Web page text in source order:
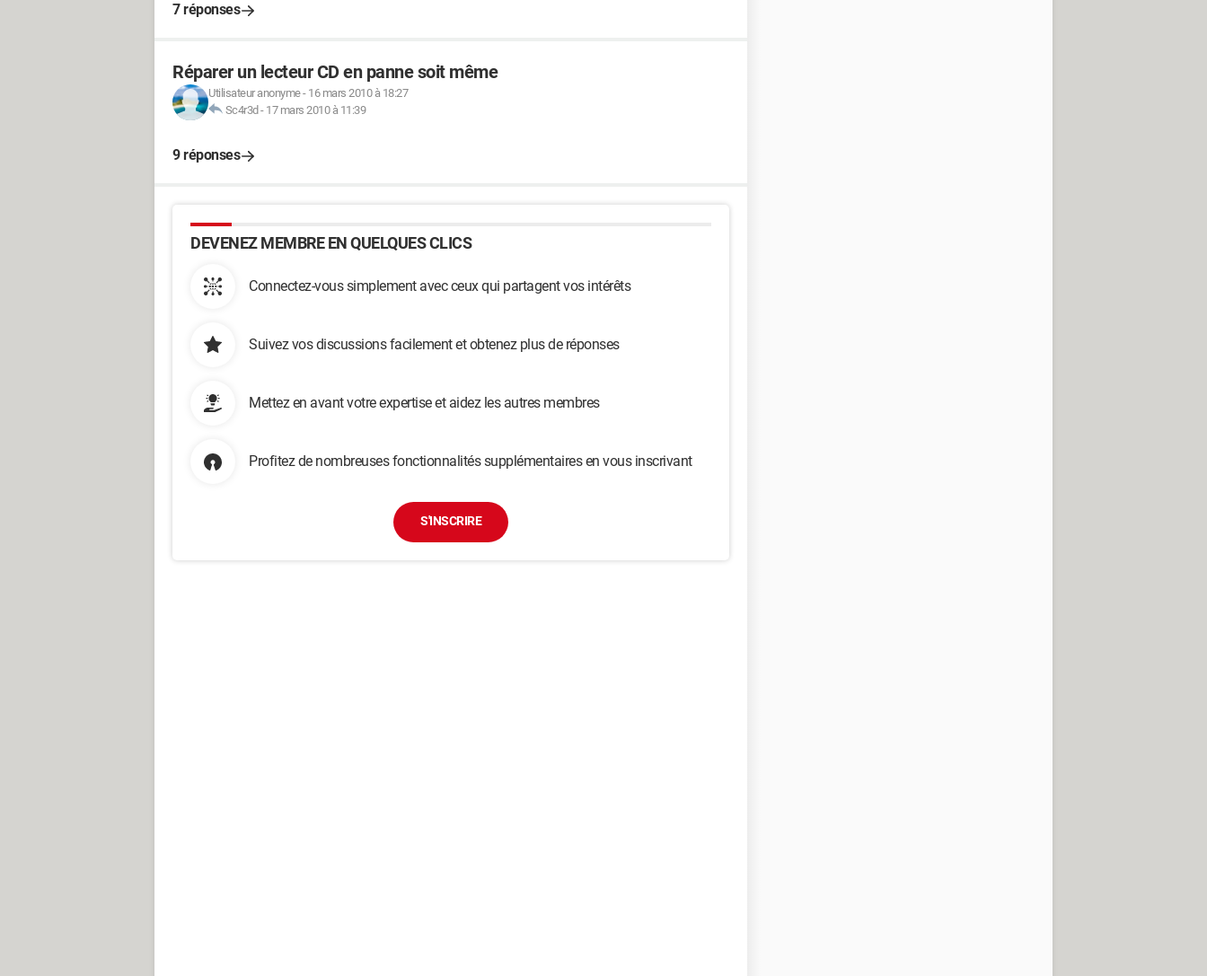
7 réponses
Réparer un lecteur CD en panne soit même
Utilisateur anonyme- 16 mars 2010 à 18:27
Sc4r3d - 17 mars 2010 à 11:39
9 réponses
DEVENEZ MEMBRE EN QUELQUES CLICS
Connectez-vous simplement avec ceux qui partagent vos intérêts
Suivez vos discussions facilement et obtenez plus de réponses
Mettez en avant votre expertise et aidez les autres membres
Profitez de nombreuses fonctionnalités supplémentaires en vous inscrivant
S'INSCRIRE